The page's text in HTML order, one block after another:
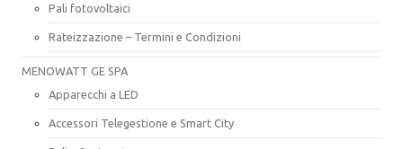
Pali fotovoltaici
Rateizzazione – Termini e Condizioni
MENOWATT GE SPA
Apparecchi a LED
Accessori Telegestione e Smart City